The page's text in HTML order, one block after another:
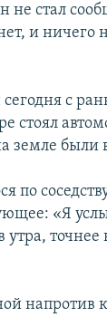
не стал
и ничего
с
стоял
земле
по
«Я
утра,
напротив